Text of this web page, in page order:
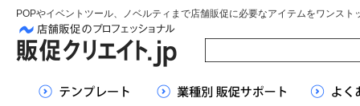
POPやイベントツール、ノベルティまで店舗販促に必要なアイテムをワンスト